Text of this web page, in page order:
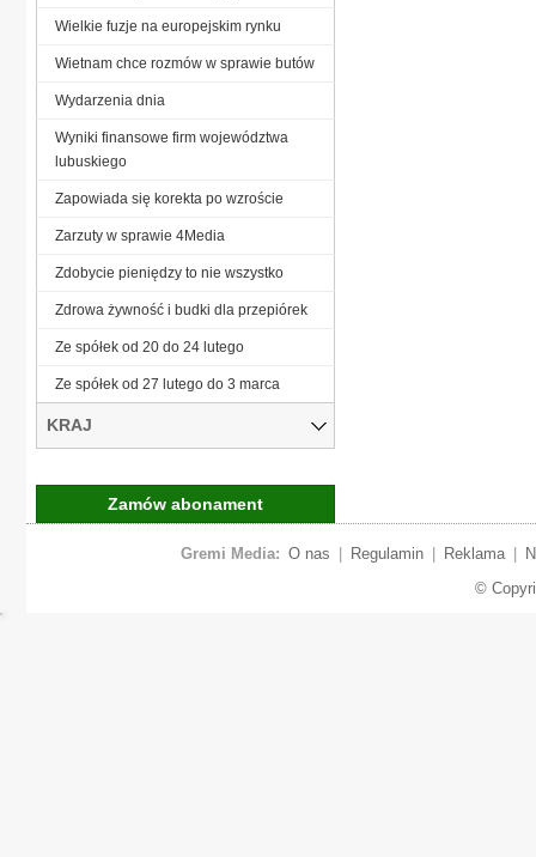
Wielkie fuzje na europejskim rynku
Wietnam chce rozmów w sprawie butów
Wydarzenia dnia
Wyniki finansowe firm województwa
lubuskiego
Zapowiada się korekta po wzroście
Zarzuty w sprawie 4Media
Zdobycie pieniędzy to nie wszystko
Zdrowa żywność i budki dla przepiórek
Ze spółek od 20 do 24 lutego
Ze spółek od 27 lutego do 3 marca
KRAJ
Zamów abonament
Gremi Media: O nas Regulamin Reklama
©